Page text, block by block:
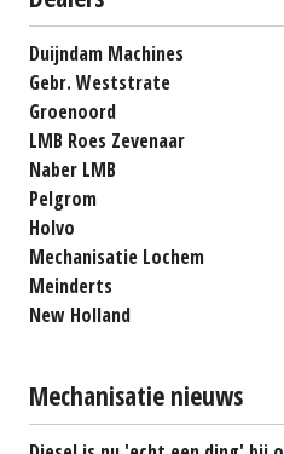
Duijndam Machines
Gebr. Weststrate
Groenoord
LMB Roes Zevenaar
Naber LMB
Pelgrom
Holvo
Mechanisatie Lochem
Meinderts
New Holland
Mechanisatie nieuws